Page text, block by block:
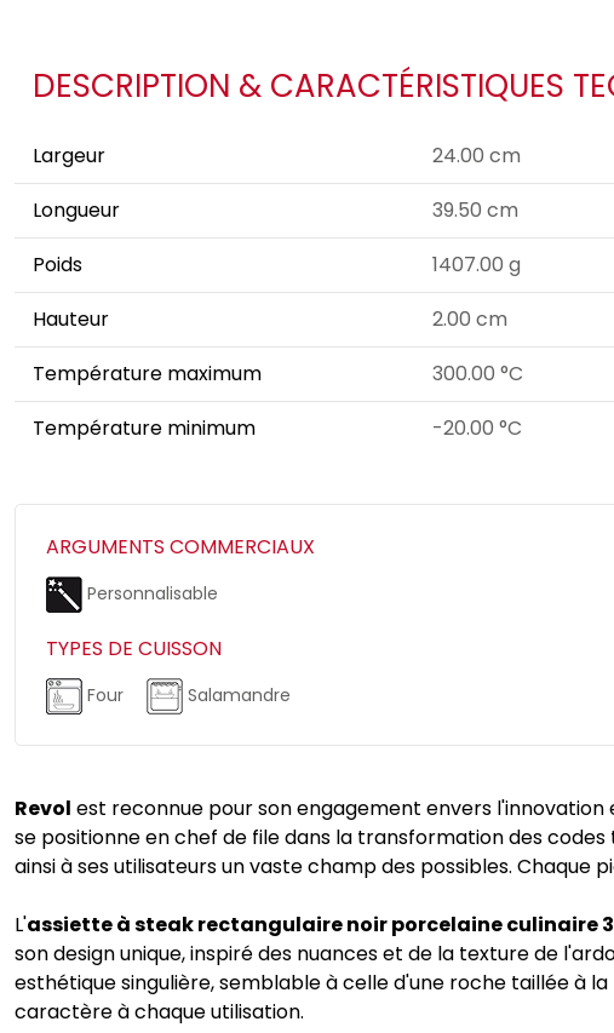
DESCRIPTION & CARACTÉRISTIQUES
Largeur
24.00 cm
Longueur
39.50 cm
Poids
1407.00 g
Hauteur
2.00 cm
Température maximum
300.00 °C
Température minimum
-20.00 °C
ARGUMENTS COMMERCIAUX
Personnalisable
TYPES DE CUISSON
Four Salamandre
Revol est reconnue pour son engagement envers l'innovation
se positionne en chef de file dans la transformation des
ainsi à ses utilisateurs un vaste champ des possibles.
L'assiette à steak rectangulaire noir porcelaine culinaire
son design unique, inspiré des nuances et de la texture de
esthétique singulière, semblable à celle d'une roche taillée à
caractère à chaque utilisation.